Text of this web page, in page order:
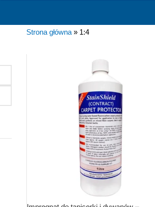
Strona główna» 1:4